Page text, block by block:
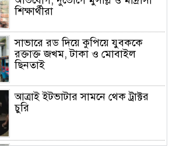
শিক্ষার্থীরা
সাভারে রড দিয়ে কুপিয়ে যুবককে
রক্তাক্ত জখম, টাকা ও মোবাইল
ছিনতাই
আত্রাই ইটভাটার সামনে থেক ট্রাক্টর
চুরি